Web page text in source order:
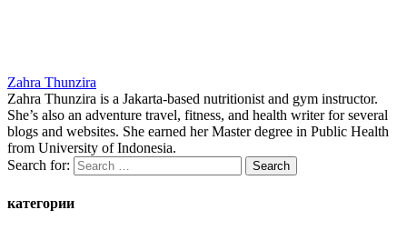
Zahra Thunzira
Zahra Thunzira is a Jakarta-based nutritionist and gym instructor.
She’s also an adventure travel, fitness, and health writer for several
blogs and websites. She earned her Master degree in Public Health
from University of Indonesia.
Search for:
категории